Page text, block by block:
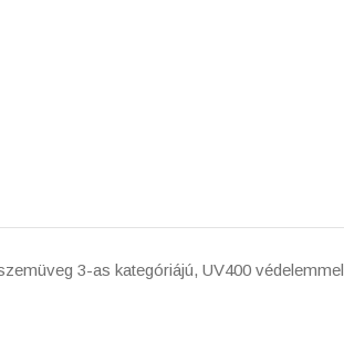
3-as kategóriájú, UV400